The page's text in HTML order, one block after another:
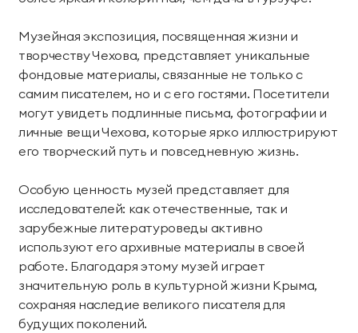
Музейная экспозиция, посвященная жизни и
творчеству Чехова, представляет уникальные
фондовые материалы, связанные не только с
самим писателем, но и с его гостями. Посетители
могут увидеть подлинные письма, фотографии и
личные вещи Чехова, которые ярко иллюстрируют
его творческий путь и повседневную жизнь.
Особую ценность музей представляет для
исследователей: как отечественные, так и
зарубежные литературоведы активно
используют его архивные материалы в своей
работе. Благодаря этому музей играет
значительную роль в культурной жизни Крыма,
сохраняя наследие великого писателя для
будущих поколений.
Аква бар Органик бар
Пляжный бар Chillout Чайный дом
Сигарный лаунж Забегаловка
Космо Кофейня «1804»
Лаунж-бар «Макао» Stars Coffee
Фонотека Черное море
Пиратская бухта «Тики» Бар Макао
Тематические парки
Номера
Делюкс Коннект Делюкс
Семейный люкс Королевский люкс
Делюкс Прайм
Коннект Делюкс
Прайм
Супериор Люкс Пентхаус
Апартаменты
СПА-апартаменты
Апартаменты «Имение
Сёгуна»
Виллы
диагностики
организма
Эксклюзивные
программы
Экспресс-программы
Специальные
предложения
оздоровления
Лояльность
Семейный отдых
День мечты
Услуги и сервис
Яхт-клуб
Курорт
О курорте Карта курорта
Наша команда Блог
Пресс-центр Награды
Карьера Партнерам
Закупки Частые вопросы
Журнал Мрия
Проведение мероприятий
Проведение дня
Проведение
Реновация курорта
Устойчивое развитие